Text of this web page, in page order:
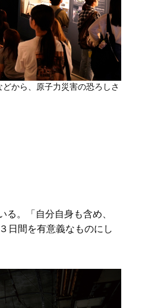
から、原子力災害の恐ろしさ
。「自分自身も含め、
日間を有意義なものにし